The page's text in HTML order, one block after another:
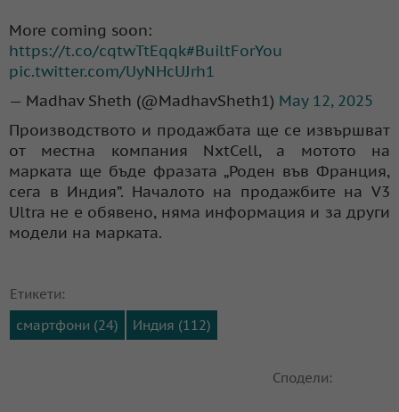
More coming soon:
https://t.co/cqtwTtEqqk#BuiltForYou
pic.twitter.com/UyNHcUJrh1
— Madhav Sheth (@MadhavSheth1) May 12, 2025
Производството и продажбата ще се извършват
от местна компания NxtCell, а мотото на
марката ще бъде фразата „Роден във Франция,
сега в Индия”. Началото на продажбите на V3
Ultra не е обявено, няма информация и за други
модели на марката.
Етикети:
смартфони (24)
Индия (112)
Сподели: